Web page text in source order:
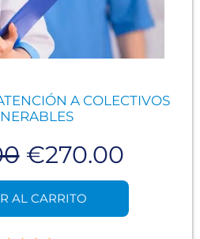
A COLECTIVOS
€270.00
AL CARRITO